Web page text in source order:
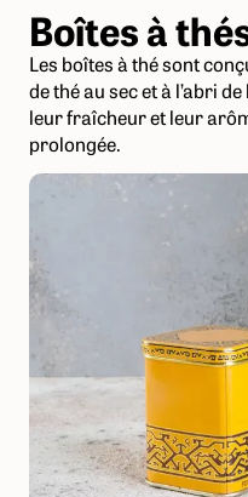
Boîtes à
Les boîtes à thé sont
de thé au sec et à l’abri
leur fraîcheur et leur
prolongée.